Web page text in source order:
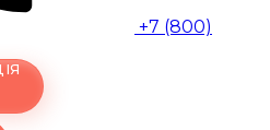
+7 (800)